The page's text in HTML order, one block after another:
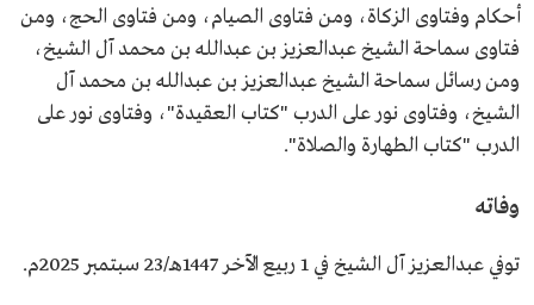
أحكام وفتاوى الزكاة، ومن فتاوى الصيام، ومن فتاوى الحج، ومن
فتاوى سماحة الشيخ عبدالعزيز بن عبدالله بن محمد آل الشيخ،
ومن رسائل سماحة الشيخ عبدالعزيز بن عبدالله بن محمد آل
الشيخ، وفتاوى نور على الدرب "كتاب العقيدة"، وفتاوى نور على
الدرب "كتاب الطهارة والصلاة".
وفاته
توفي عبدالعزيز آل الشيخ في 1 ربيع الآخر 1447هـ/23 سبتمبر 2025م.